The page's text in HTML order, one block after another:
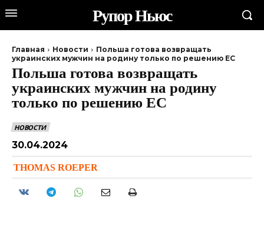
Рупор Ньюс
Главная Новости
Польша готова возвращать
украинских мужчин на родину только по решению ЕС
Польша готова возвращать
украинских мужчин на родину
только по решению ЕС
НОВОСТИ
30.04.2024
THOMAS ROEPER